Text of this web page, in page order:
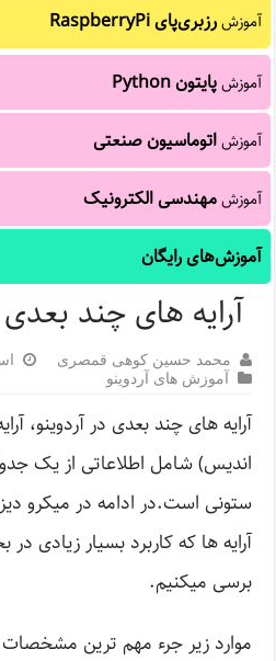
آموزشرزبری‌پای RaspberryPi
آموزشپایتون Python
آموزشاتوماسیون صنعتی
آموزشمهندسی الکترونیک
آموزش‌های رایگان
آرایه های چند بعدی
محمد حسین کوهی قمصری
آموزش های آردوینو
آرایه های چند بعدی در آردوینو،
اندیس) شامل اطلاعاتی از یک
ستونی است.در ادامه در میکرو
آرایه ها که کاربرد بسیار زیادی
برسی میکنیم.
موارد زیر جرء مهم ترین